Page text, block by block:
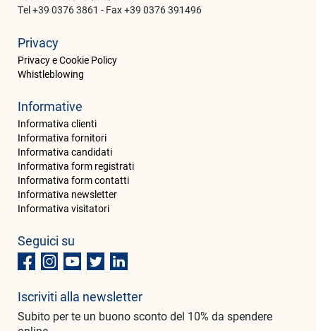
Tel +39 0376 3861 - Fax +39 0376 391496
Privacy
Privacy e Cookie Policy
Whistleblowing
Informative
Informativa clienti
Informativa fornitori
Informativa candidati
Informativa form registrati
Informativa form contatti
Informativa newsletter
Informativa visitatori
Seguici su
Iscriviti alla newsletter
Subito per te un buono sconto del 10% da spendere